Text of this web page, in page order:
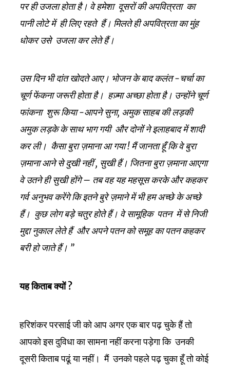
पर ही उजला होता है। वे हमेशा दूसरों की अपवित्रता का
पानी लोटे में ही लिए रहते हैं। मिलते ही अपवित्रता का मुंह
धोकर उसे उजला कर लेते हैं।
उस दिन भी दांत खोदते आए। भोजन के बाद कलंत -चर्चा का
चूर्ण फेंकना जरूरी होता है। हज़्मा अच्छा होता है। उन्होंने चूर्ण
फांकना शुरू किया -आपने सुना, अमुक साहब की लड़की
अमुक लड़के के साथ भाग गयी और दोनों ने इलाहबाद में शादी
कर ली। कैसा बुरा ज़माना आ गया ! मैं जानता हूँ कि वे बुरा
ज़माना आने से दुखी नहीं , सुखी हैं। जितना बुरा ज़माना आएगा
वे उतने ही सुखी होंगे – तब वह यह महसूस करके और कहकर
गर्व अनुभव करेंगे कि इतने बुरे ज़माने में भी हम अच्छे के अच्छे
हैं। कुछ लोग बड़े चतुर होते हैं। वे सामूहिक पतन में से निजी
मुद्दा नुकाल लेते हैं और अपने पतन को समूह का पतन कहकर
बरी हो जाते हैं। ”
यह किताब क्यों?
हरिशंकर परसाई जी को आप अगर एक बार पढ़ चुके हैं तो
आपको इस दुविधा का सामना नहीं करना पड़ेगा कि उनकी
दूसरी किताब पढूं या नहीं। मैं उनको पहले पढ़ चुका हूँ तो कोई